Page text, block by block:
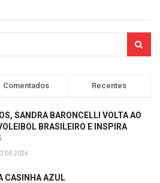
Comentados Recentes
SANDRA BARONCELLI VOLTA AO
BRASILEIRO E INSPIRA
DE 2026
CASINHA AZUL